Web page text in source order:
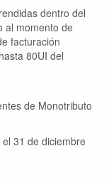
dentro del
al momento de
facturación
80UI del
de Monotributo
31 de diciembre